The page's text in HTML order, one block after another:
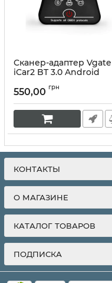
Сканер-адаптер Vgate
iCar2 BT 3.0 Android
550,00 грн
КОНТАКТЫ
О МАГАЗИНЕ
КАТАЛОГ ТОВАРОВ
ПОДПИСКА